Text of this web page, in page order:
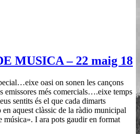
MUSICA – 22 maig 18
oasi on sonen les cançons
emissores més comercials….eixe temps
sentits és el que cada dimarts
aquest clàssic de la ràdio municipal
música». I ara pots gaudir en format